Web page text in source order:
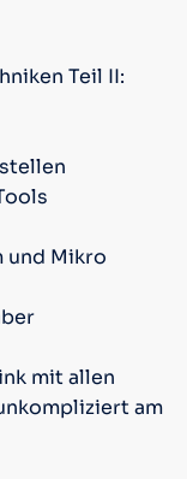
Teil II:
und Mikro
mit allen
am